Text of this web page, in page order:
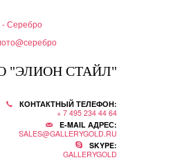
Серебро
"ЭЛИОН СТАЙЛ"
КОНТАКТНЫЙ ТЕЛЕФОН:
+ 7 495 234 44 64
E-MAIL АДРЕС:
SALES@GALLERYGOLD.RU
SKYPE:
GALLERYGOLD